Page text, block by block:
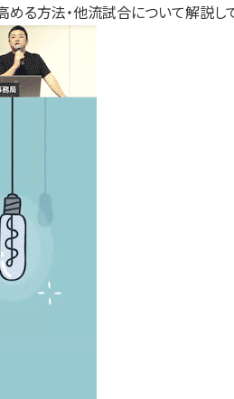
る方法・他流試合について解説し